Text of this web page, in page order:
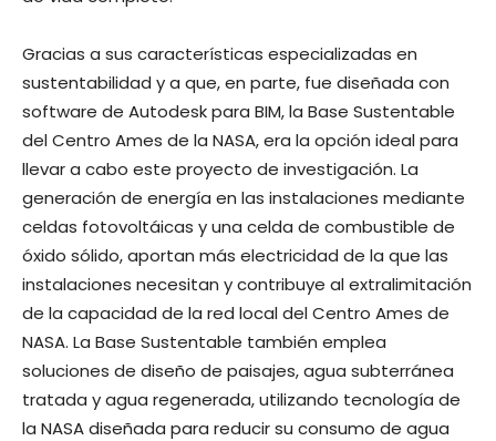
Gracias a sus características especializadas en
sustentabilidad y a que, en parte, fue diseñada con
software de Autodesk para BIM, la Base Sustentable
del Centro Ames de la NASA, era la opción ideal para
llevar a cabo este proyecto de investigación. La
generación de energía en las instalaciones mediante
celdas fotovoltáicas y una celda de combustible de
óxido sólido, aportan más electricidad de la que las
instalaciones necesitan y contribuye al extralimitación
de la capacidad de la red local del Centro Ames de
NASA. La Base Sustentable también emplea
soluciones de diseño de paisajes, agua subterránea
tratada y agua regenerada, utilizando tecnología de
la NASA diseñada para reducir su consumo de agua